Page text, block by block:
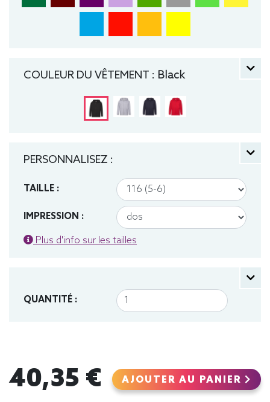
COULEUR DU VÊTEMENT : Black
PERSONNALISEZ :
TAILLE :
IMPRESSION :
Plus d'info sur les tailles
QUANTITÉ :
40,35 € AJOUTER AU PANIER